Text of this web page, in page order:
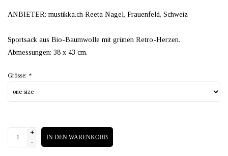
ANBIETER: mustikka.ch Reeta Nagel, Frauenfeld, Schweiz
Sportsack aus Bio-Baumwolle mit grünen Retro-Herzen.
Abmessungen: 38 x 43 cm.
Grösse: *
+
-
IN DEN WARENKORB